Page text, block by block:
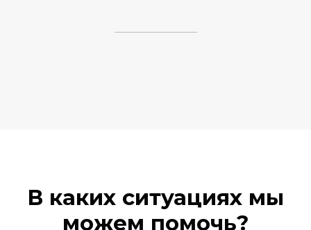
В каких ситуациях мы
можем помочь?